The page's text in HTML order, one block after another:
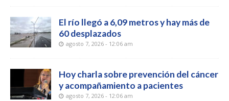
El río llegó a 6,09 metros y hay más de
60 desplazados
agosto 7, 2026 - 12:06 am
Hoy charla sobre prevención del cáncer
y acompañamiento a pacientes
agosto 7, 2026 - 12:06 am